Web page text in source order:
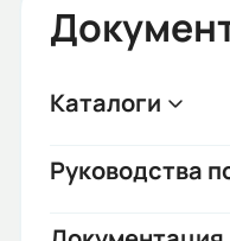
Каталоги
Руководства